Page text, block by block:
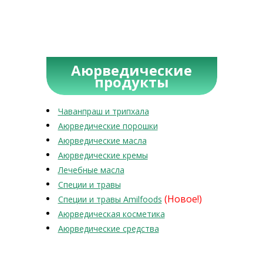
Аюрведические
продукты
Чаванпраш и трипхала
Аюрведические порошки
Аюрведические масла
Аюрведические кремы
Лечебные масла
Специи и травы
Специи и травы Amilfoods (Новое!)
Аюрведическая косметика
Аюрведические средства